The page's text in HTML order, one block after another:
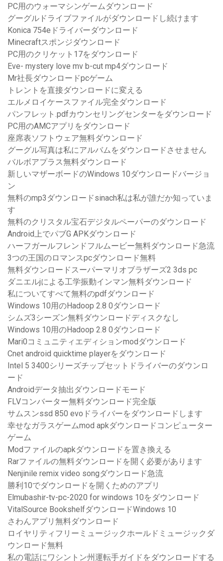
PC用のウォーマシンゲームダウンロード
グーグルドライブファイルがダウンロードし続けます
Konica 754eドライバーダウンロード
Minecraftスポンジダウンロード
PC用のクリケット17をダウンロード
Eve- mystery love mv b-cut mp4ダウンロード
Mr社長ダウンロードpcゲーム
トレントを直接ダウンロードに変える
エルメロイケースファイル完全ダウンロード
パンフレット.pdfカウンセリングセンターをダウンロード
PC用のAMCアプリをダウンロード
座席表ソフトウェア無料ダウンロード
グーグル写真は私にアルバムをダウンロードさせません
バルボアプラス無料ダウンロード
新しいマザーボードのWindows 10ダウンロードバージョ
ン
無料のmp3ダウンロードsinach私は私が誰だか知っていま
す
無料のクリスタル宝石デジタルペーパーのダウンロード
Android上でパブG APKダウンロード
ハーフガールフレンドフルムービー無料ダウンロード急流
3つの王国のロマンスpcダウンロード無料
無料ダウンロードスーパーマリオブラザーズ2 3ds pc
ダニエルjによる工学振動インマン無料ダウンロード
私についてすべて無料のpdfダウンロード
Windows 10用のHadoop 2.8 0ダウンロード
シムズ3シーズン無料ダウンロードディスクなし
Windows 10用のHadoop 2.8 0ダウンロード
Mari0コミュニティエディションmodダウンロード
Cnet android quicktime playerをダウンロード
Intel 5 3400シリーズチップセットドライバーのダウンロ
ード
Androidデータ抽出ダウンロードモード
FLVコンバーター無料ダウンロード完全版
サムスンssd 850 evoドライバーをダウンロードします
幸せなガラスゲームmod apkダウンロードコンピューター
ゲーム
Modファイルのapkダウンロードを置き換える
Rarファイルの無料ダウンロードを開く必要があります
Nenjinile remix video songダウンロード急流
勝利10でダウンロードを開くためのアプリ
Elmubashir-tv-pc-2020 for windows 10をダウンロード
VitalSource BookshelfダウンロードWindows 10
さわんアプリ無料ダウンロード
ロイヤリティフリーミュージックホールドミュージックダ
ウンロード無料
私の電話にワシントン州運転手ガイドをダウンロードする